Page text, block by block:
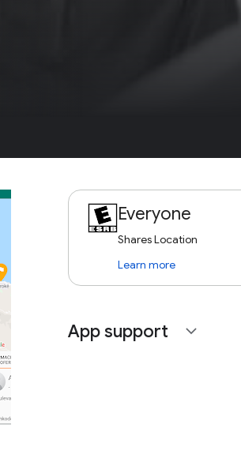
Everyone
Shares Location
Learn more
App support expand_more